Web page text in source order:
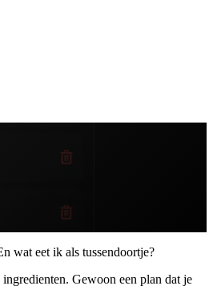
wat eet ik als tussendoortje?
Gewoon een plan dat je